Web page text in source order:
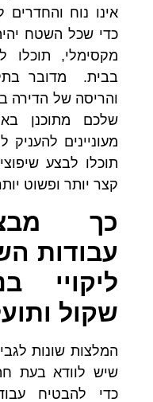
אינו נוח והחדרים
כדי שכל השטח
מקסימלי, תוכלו
בבית. מדובר
והריסה של הדירה
שלכם מתוכנן
מעוניינים להעניק
תוכלו לבצע
קצר יותר ופשוט
כך
עבודות
ליקויי
שקול
המלצות שונות
שיש לוודא בעת
כדי להבטיח